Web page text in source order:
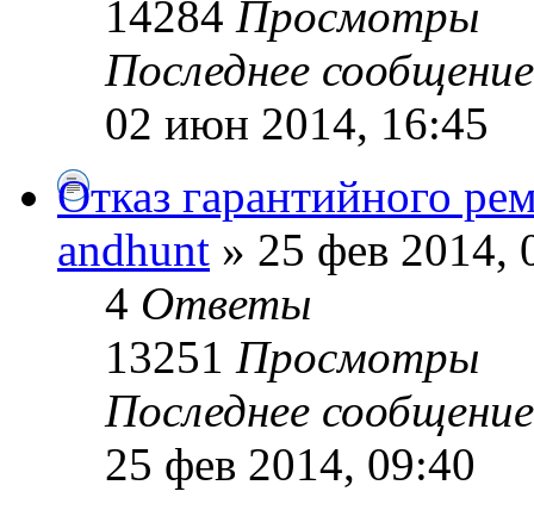
14284 Просмотры
Последнее
02 июн 2014, 16:45
Отказ гарантийного
andhunt » 25 фев 2014,
4 Ответы
13251 Просмотры
Последнее
25 фев 2014, 09:40